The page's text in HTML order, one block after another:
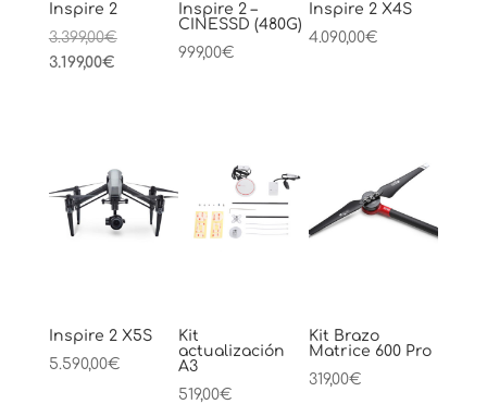
Inspire 2
3.399,00€El
3.199,00€El
Inspire 2 –
CINESSD (480G)
999,00€
Inspire 2 X4S
4.090,00€
Inspire 2 X5S
5.590,00€
Kit
actualización
A3
519,00€
Kit Brazo
Matrice 600 Pro
319,00€